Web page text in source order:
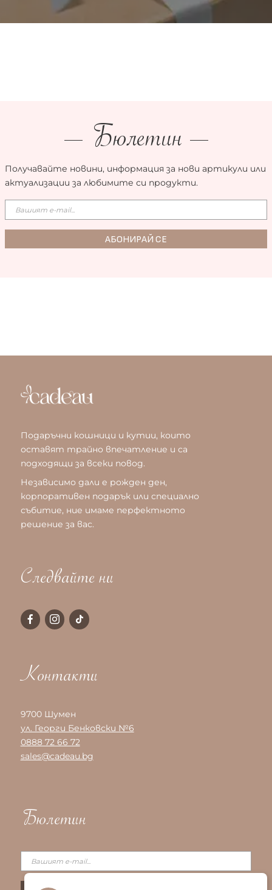
Бюлетин
Получавайте новини, информация за нови артикули или
актуализации за любимите си продукти.
Подаръчни кошници и кутии, които
оставят трайно впечатление и са
подходящи за всеки повод.
Независимо дали е рожден ден,
корпоративен подарък или специално
събитие, ние имаме перфектното
решение за вас.
Следвайте ни
Контакти
9700 Шумен
ул. Георги Бенковски №6
0888 72 66 72
sales@cadeau.bg
Бюлетин